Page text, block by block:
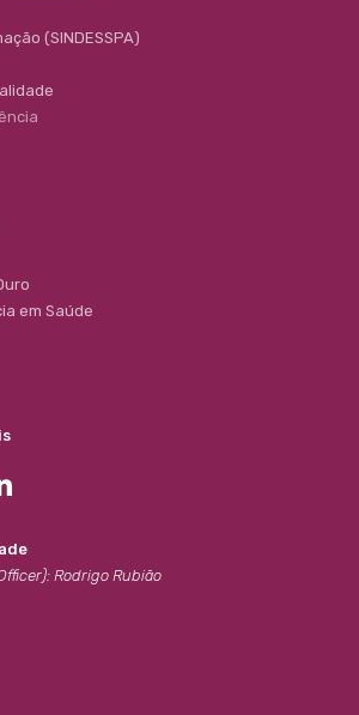
(SINDESSPA)
em Saúde
Rodrigo Rubião